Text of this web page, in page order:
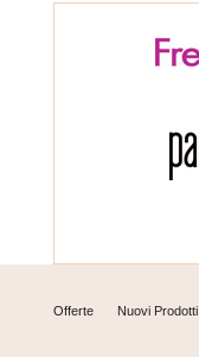
Offerte Nuovi Prodotti